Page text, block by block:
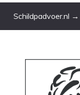
Schildpadvoer.nl →